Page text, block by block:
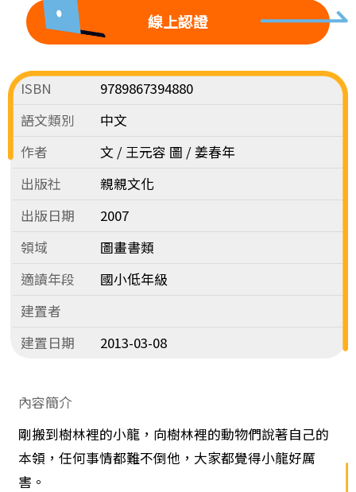
線上認證
ISBN
9789867394880
語文類別
中文
作者
文 / 王元容 圖 / 姜春年
出版社
親親文化
出版日期
2007
領域
圖畫書類
適讀年段
國小低年級
建置者
建置日期
2013-03-08
內容簡介
剛搬到樹林裡的小龍，向樹林裡的動物們說著自己的
本領，任何事情都難不倒他，大家都覺得小龍好厲
害。